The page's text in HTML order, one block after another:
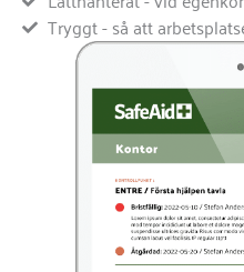
Tryggt - så att